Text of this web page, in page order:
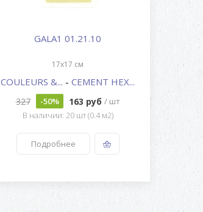
GALA1 01.21.10
17x17 см
COULEURS &... - CEMENT HEX...
327 -50% 163 руб / шт
В наличии: 20 шт (0.4 м2)
Подробнее